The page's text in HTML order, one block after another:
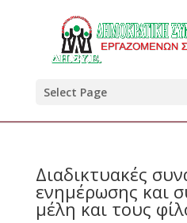
Select Page
Διαδικτυακές
ενημέρωσης και
μέλη και τους